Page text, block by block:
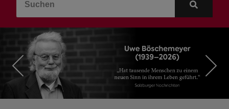
KOCHEN & GESUNDHEIT
KINDER- & JUGENDBUCH